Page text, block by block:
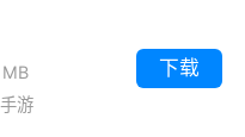
类玩法，在继承传
颖的元素，使游戏
游
下载